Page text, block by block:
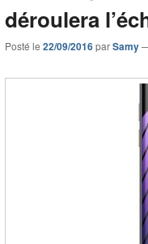
déroulera
Posté le 22/09/2016parSamy